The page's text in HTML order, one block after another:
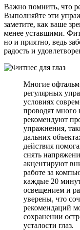
Важно помнить, что
Выполняйте эти
заметите, как ваше
менее уставшими.
но и приятно, ведь
радость и
Многие
регулярных
условиях
проводят много
рекомендуют
упражнения,
дальних
действия
снять
акцентируют
работе за
каждые 20
освещением и
уверены, что
рекомендаций
сохранении
усталости глаз.